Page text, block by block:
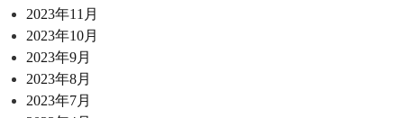
2023年11月
2023年10月
2023年9月
2023年8月
2023年7月